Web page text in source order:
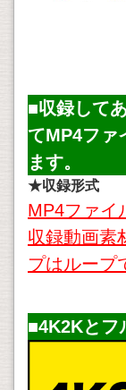
■収録して
てMP4ファ
ます。
★収録形式
MP4ファイ
収録動画素
プはループ
■4K2Kとフ